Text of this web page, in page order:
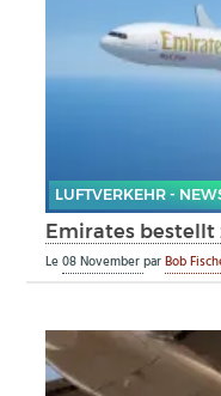
LUFTVERKEHR -
Emirates bestellt
Le08 NovemberparBob